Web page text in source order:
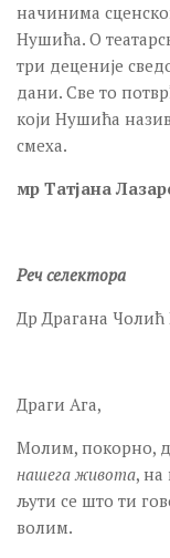
начинима
Нушића. О
три деценије
дани. Све то
који Нушића
смеха.
мр Татјана
Реч селектора
Др Драгана
Драги Ага,
Молим, покорно,
нашега живота, на
љути се што ти
волим.